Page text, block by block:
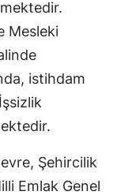
Mesleki
istihdam
Şehircilik
Emlak Genel